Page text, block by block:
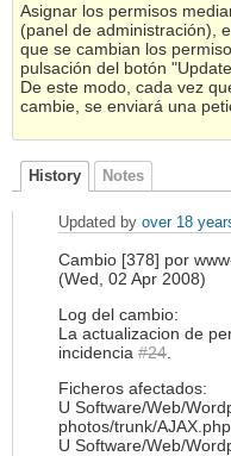
Asignar los permisos
(panel de administración),
que se cambian los
pulsación del botón
De este modo, cada vez
cambie, se enviará una
History Notes
Updated by over 18
Cambio [378] por
(Wed, 02 Apr 2008)
Log del cambio:
La actualizacion de
incidencia #24.
Ficheros afectados:
U Software/Web/
photos/trunk/AJAX.php
U Software/Web/